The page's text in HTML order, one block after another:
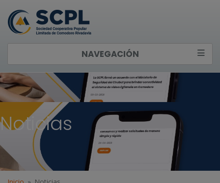
NAVEGACIÓN
Noticias